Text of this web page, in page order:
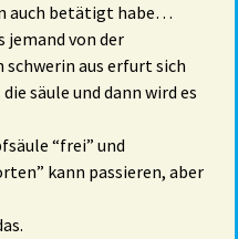
auch betätigt habe…
jemand von der
aus erfurt sich
säule und dann wird es
“frei” und
kann passieren, aber